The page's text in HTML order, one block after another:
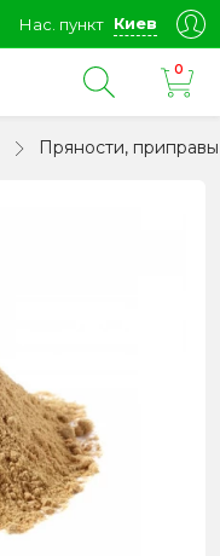
Нас. пункт Киев
0
Пряности, приправы